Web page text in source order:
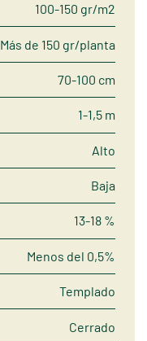
100-150 gr/m2
Más de 150 gr/planta
70-100 cm
1-1,5 m
Alto
Baja
13-18 %
Menos del 0,5%
Templado
Cerrado